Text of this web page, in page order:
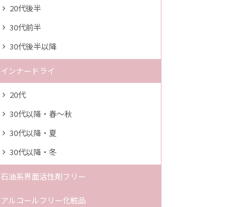
20代後半
30代前半
30代後半以降
インナードライ
20代
30代以降・春～秋
30代以降・夏
30代以降・冬
石油系界面活性剤フリー
アルコールフリー化粧品